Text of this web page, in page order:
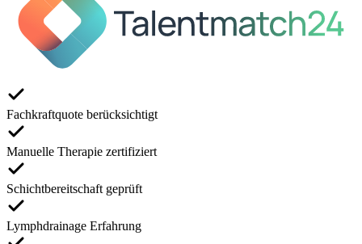
Fachkraftquote berücksichtigt
Manuelle Therapie zertifiziert
Schichtbereitschaft geprüft
Lymphdrainage Erfahrung